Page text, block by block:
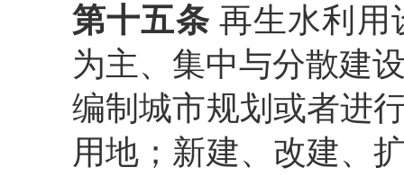
第十五条 再生水利用
为主、集中与分散建
编制城市规划或者进
用地；新建、改建、